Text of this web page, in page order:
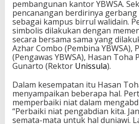
pembangunan kantor YBWSA.
pencanangan berdirinya
sebagai kampus birrul walidain.
simbolis dilakukan dengan
secara bersama sama yang
Azhar Combo (Pembina YBWSA),
(Pengawas YBWSA), Hasan
Gunarto (Rektor Unissula).
Dalam kesempatan itu Hasan
menyampaikan beberapa hal.
memperbaiki niat dalam
“Perbaiki niat pengabdian kita.
semata-mata untuk hal duniawi.